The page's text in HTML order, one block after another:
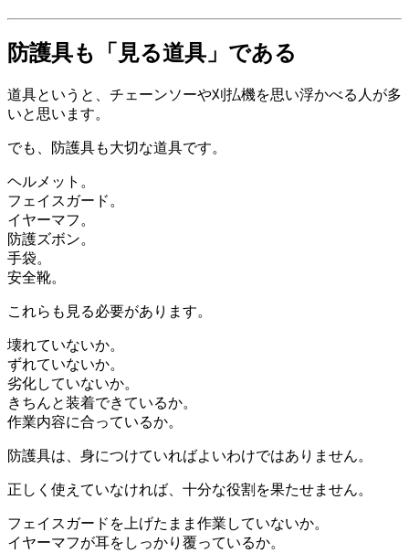
防護具も「見る道具」である
道具というと、チェーンソーや刈払機を思い浮かべる人が多
いと思います。
でも、防護具も大切な道具です。
ヘルメット。
フェイスガード。
イヤーマフ。
防護ズボン。
手袋。
安全靴。
これらも見る必要があります。
壊れていないか。
ずれていないか。
劣化していないか。
きちんと装着できているか。
作業内容に合っているか。
防護具は、身につけていればよいわけではありません。
正しく使えていなければ、十分な役割を果たせません。
フェイスガードを上げたまま作業していないか。
イヤーマフが耳をしっかり覆っているか。